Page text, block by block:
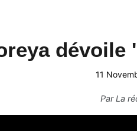
dévoile
11
ParLa